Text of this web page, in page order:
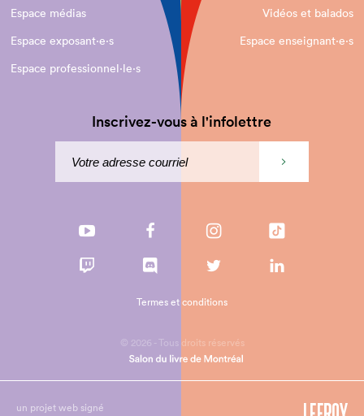
Espace médias
Vidéos et balados
Espace exposant·e⋅s
Espace enseignant·e⋅s
Espace professionnel·le⋅s
Inscrivez-vous à l'infolettre
© 2026 - Tous droits réservés
Termes et conditions
un projet web signé